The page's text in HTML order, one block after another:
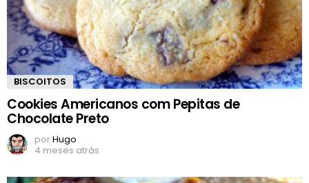
BISCOITOS
Cookies Americanos com Pepitas de
Chocolate Preto
porHugo
4 meses atrás